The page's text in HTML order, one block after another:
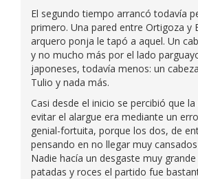
El segundo tiempo arrancó todavía
primero. Una pared entre Ortigoza y
arquero ponja le tapó a aquel. Un
y no mucho más por el lado
japoneses, todavía menos: un
Tulio y nada más.
Casi desde el inicio se percibió que
evitar el alargue era mediante un
genial-fortuita, porque los dos, de
pensando en no llegar muy
Nadie hacía un desgaste muy
patadas y roces el partido fue